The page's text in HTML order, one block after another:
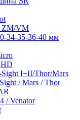
ZM/VM
34-35-36-40 мм
I+II/Thor/Mars
/ Mars / Thor
/ Venator